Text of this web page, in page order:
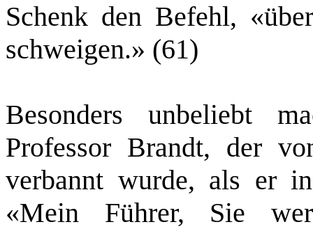
Schenk den Befehl,
schweigen.» (61)
Besonders unbeliebt
Professor Brandt, der
verbannt wurde, als er
«Mein Führer, Sie